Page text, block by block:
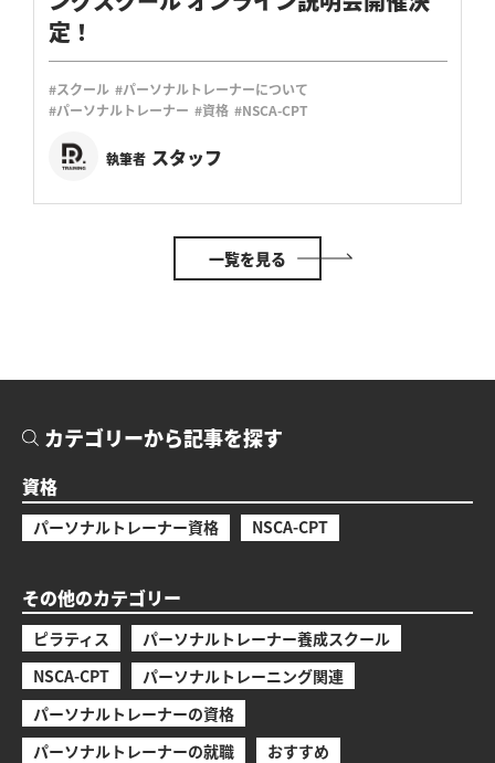
定！
#スクール #パーソナルトレーナーについて
#パーソナルトレーナー #資格 #NSCA-CPT
執筆者 スタッフ
一覧を見る
カテゴリーから記事を探す
資格
パーソナルトレーナー資格 NSCA-CPT
その他のカテゴリー
ピラティス
パーソナルトレーナー養成スクール
NSCA-CPT
パーソナルトレーニング関連
パーソナルトレーナーの資格
パーソナルトレーナーの就職
おすすめ